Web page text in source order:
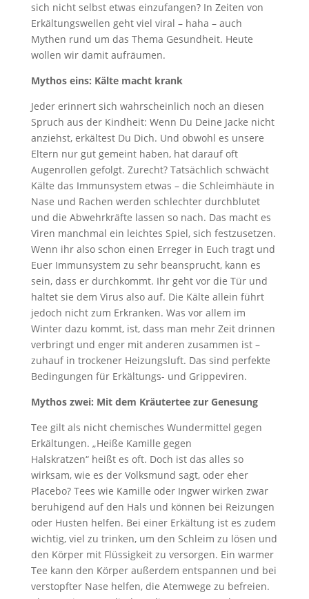
sich nicht selbst etwas einzufangen? In Zeiten von
Erkältungswellen geht viel viral – haha – auch
Mythen rund um das Thema Gesundheit. Heute
wollen wir damit aufräumen.
Mythos eins: Kälte macht krank
Jeder erinnert sich wahrscheinlich noch an diesen
Spruch aus der Kindheit: Wenn Du Deine Jacke nicht
anziehst, erkältest Du Dich. Und obwohl es unsere
Eltern nur gut gemeint haben, hat darauf oft
Augenrollen gefolgt. Zurecht? Tatsächlich schwächt
Kälte das Immunsystem etwas – die Schleimhäute in
Nase und Rachen werden schlechter durchblutet
und die Abwehrkräfte lassen so nach. Das macht es
Viren manchmal ein leichtes Spiel, sich festzusetzen.
Wenn ihr also schon einen Erreger in Euch tragt und
Euer Immunsystem zu sehr beansprucht, kann es
sein, dass er durchkommt. Ihr geht vor die Tür und
haltet sie dem Virus also auf. Die Kälte allein führt
jedoch nicht zum Erkranken. Was vor allem im
Winter dazu kommt, ist, dass man mehr Zeit drinnen
verbringt und enger mit anderen zusammen ist –
zuhauf in trockener Heizungsluft. Das sind perfekte
Bedingungen für Erkältungs- und Grippeviren.
Mythos zwei: Mit dem Kräutertee zur Genesung
Tee gilt als nicht chemisches Wundermittel gegen
Erkältungen. „Heiße Kamille gegen
Halskratzen“ heißt es oft. Doch ist das alles so
wirksam, wie es der Volksmund sagt, oder eher
Placebo? Tees wie Kamille oder Ingwer wirken zwar
beruhigend auf den Hals und können bei Reizungen
oder Husten helfen. Bei einer Erkältung ist es zudem
wichtig, viel zu trinken, um den Schleim zu lösen und
den Körper mit Flüssigkeit zu versorgen. Ein warmer
Tee kann den Körper außerdem entspannen und bei
verstopfter Nase helfen, die Atemwege zu befreien.